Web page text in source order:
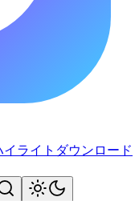
イライト ダウンロード